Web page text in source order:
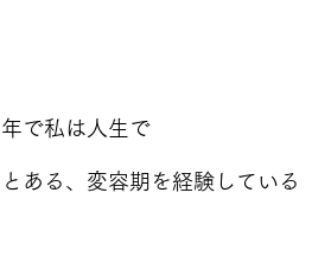
で私は人生で
ある、変容期を経験している